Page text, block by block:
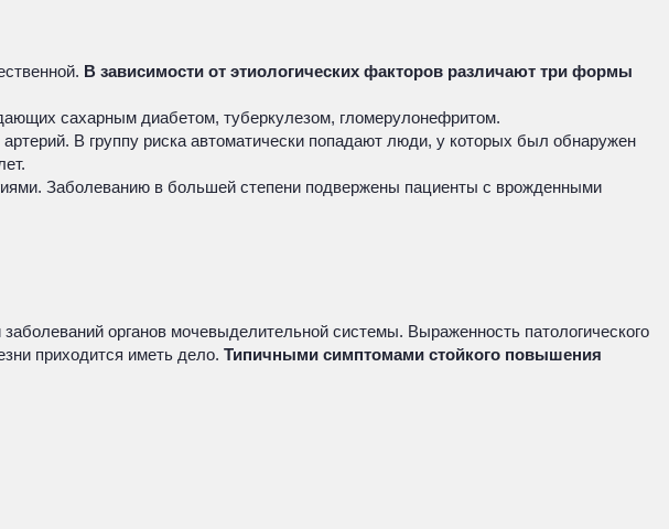
В зависимости от этиологических факторов различают три формы
сахарным диабетом, туберкулезом, гломерулонефритом.
В группу риска автоматически попадают люди, у которых был обнаружен
Заболеванию в большей степени подвержены пациенты с врожденными
органов мочевыделительной системы. Выраженность патологического
приходится иметь дело. Типичными симптомами стойкого повышения